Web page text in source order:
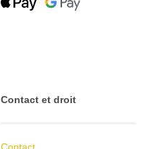
Contact et droit